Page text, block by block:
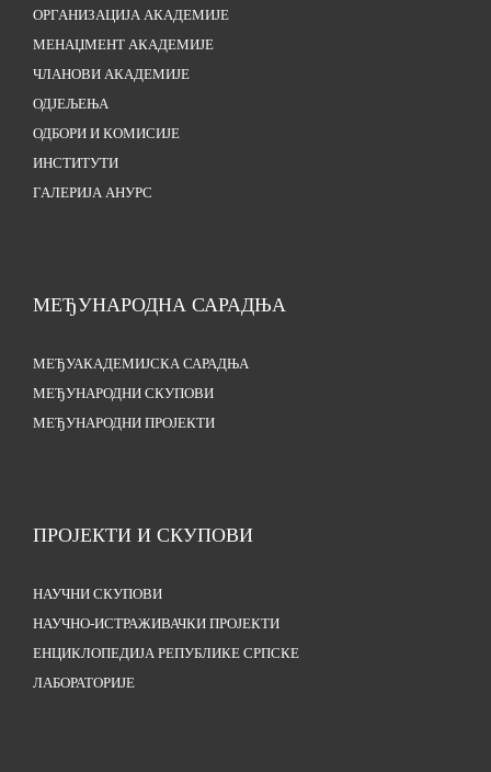
ОРГАНИЗАЦИЈА АКАДЕМИЈЕ
МЕНАЏМЕНТ АКАДЕМИЈЕ
ЧЛАНОВИ АКАДЕМИЈЕ
ОДЈЕЉЕЊА
ОДБОРИ И КОМИСИЈЕ
ИНСТИТУТИ
ГАЛЕРИЈА АНУРС
МЕЂУНАРОДНА САРАДЊА
МЕЂУАКАДЕМИЈСКА САРАДЊА
МЕЂУНАРОДНИ СКУПОВИ
МЕЂУНАРОДНИ ПРОЈЕКТИ
ПРОЈЕКТИ И СКУПОВИ
НАУЧНИ СКУПОВИ
НАУЧНО-ИСТРАЖИВАЧКИ ПРОЈЕКТИ
ЕНЦИКЛОПЕДИЈА РЕПУБЛИКЕ СРПСКЕ
ЛАБОРАТОРИЈЕ